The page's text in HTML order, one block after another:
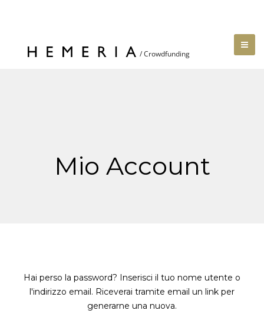
Mio Account
Hai perso la password? Inserisci il tuo nome utente o
l'indirizzo email. Riceverai tramite email un link per
generarne una nuova.